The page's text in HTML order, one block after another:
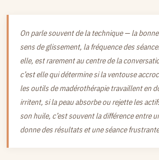
On parle souvent de la technique — la
sens de glissement, la fréquence des
elle, est rarement au centre de la
c’est elle qui détermine si la ventouse
les outils de madérothérapie travaillent en
irritent, si la peau absorbe ou rejette les
son huile, c’est souvent la différence entre
donne des résultats et une séance